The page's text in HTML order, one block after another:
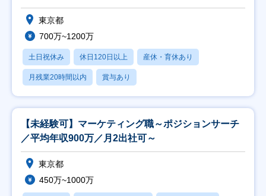
東京都
700万~1200万
土日祝休み 休日120日以上 産休・育休あり
月残業20時間以内 賞与あり
【未経験可】マーケティング職～ポジションサーチ
／平均年収900万／月2出社可～
東京都
450万~1000万